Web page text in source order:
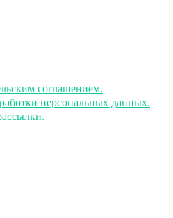
соглашением.
персональных данных.